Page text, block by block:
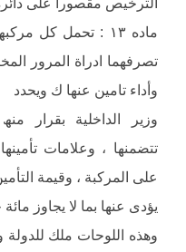
ماده ١٣ : تحمل كل
تصرفھما ادراة المرور
وأداء تامین عنھا ك ویحدد
وزیر الداخلیة بقرار
تتضمنھا ، وعلامات
على المركبة ، وقیمة
یؤدى عنھا بما لا یجاوز مائة
وھذه اللوحات ملك للدولة